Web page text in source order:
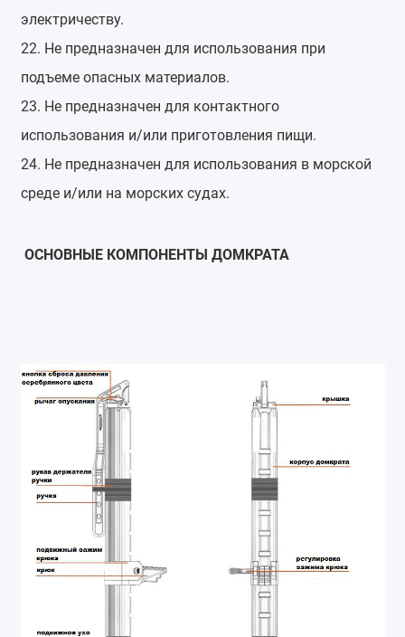
электричеству.
22. Не предназначен для использования при
подъеме опасных материалов.
23. Не предназначен для контактного
использования и/или приготовления пищи.
24. Не предназначен для использования в морской
среде и/или на морских судах.
ОСНОВНЫЕ КОМПОНЕНТЫ ДОМКРАТА